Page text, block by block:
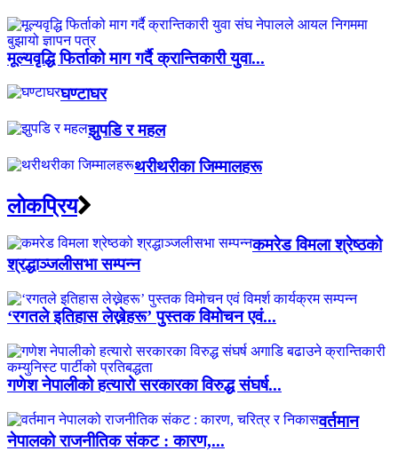
मूल्यवृद्धि फिर्ताको माग गर्दै क्रान्तिकारी युवा...
घण्टाघर
झुपडि र महल
थरीथरीका जिम्मालहरू
लाेकप्रिय
कमरेड विमला श्रेष्ठको
श्रद्धाञ्जलीसभा सम्पन्न
‘रगतले इतिहास लेख्नेहरू’ पुस्तक विमोचन एवं...
गणेश नेपालीको हत्यारो सरकारका विरुद्ध संघर्ष...
वर्तमान
नेपालको राजनीतिक संकट : कारण,...